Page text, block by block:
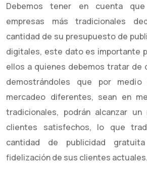
Debemos tener en cuenta
empresas más tradicionales
cantidad de su presupuesto de
digitales, este dato es importante
ellos a quienes debemos tratar de
demostrándoles que por
mercadeo diferentes, sean en
tradicionales, podrán alcanzar
clientes satisfechos, lo que
cantidad de publicidad
fidelización de sus clientes actuales.